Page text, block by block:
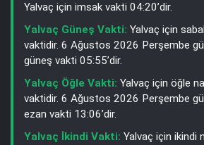
Yalvaç için imsak vakti 04:20’dir.
Yalvaç Güneş Vakti: Yalvaç için
vaktidir. 6 Ağustos 2026 Perşembe
güneş vakti 05:55’dir.
Yalvaç Öğle Vakti: Yalvaç için öğle
vaktidir. 6 Ağustos 2026 Perşembe
ezan vakti 13:06’dir.
Yalvaç İkindi Vakti: Yalvaç için ikindi